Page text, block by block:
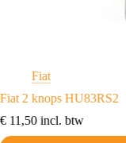
Fiat
Fiat 2 knops HU83RS2
€ 11,50 incl. btw